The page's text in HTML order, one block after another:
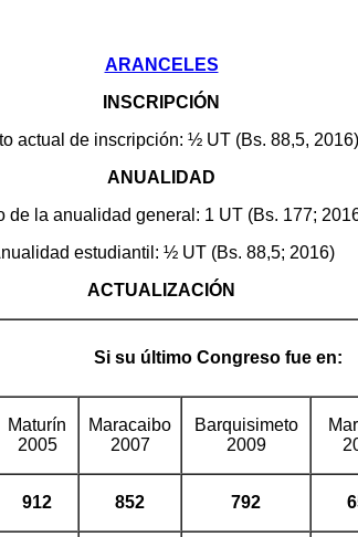
ARANCELES
INSCRIPCIÓN
actual de inscripción: ½ UT (Bs. 88,5, 2016)
ANUALIDAD
de la anualidad general: 1 UT (Bs. 177;
estudiantil: ½ UT (Bs. 88,5; 2016)
ACTUALIZACIÓN
Si su último Congreso fue en:
Maturín
2005
Maracaibo
2007
Barquisimeto
2009
912 852 792